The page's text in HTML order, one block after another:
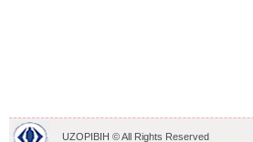
UZOPIBIH © All Rights Reserved